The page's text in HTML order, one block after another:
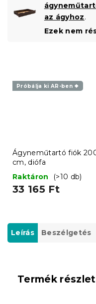
az ágyhoz.
Ezek nem
Próbálja ki AR-ben ❖
Ágyneműtartó fiók
cm, diófa
Raktáron
(>10 db)
33 165 Ft
Leírás Beszélgetés
Termék